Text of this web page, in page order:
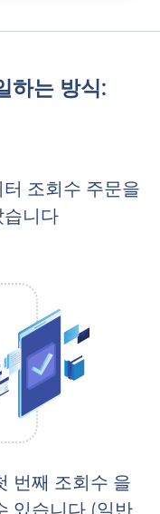
하는 방식:
터 조회수 주문을
습니다
번째 조회수 을
있습니다 (일반